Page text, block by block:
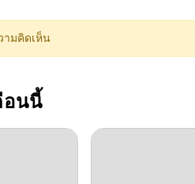
ามคิดเห็น
อนนี้